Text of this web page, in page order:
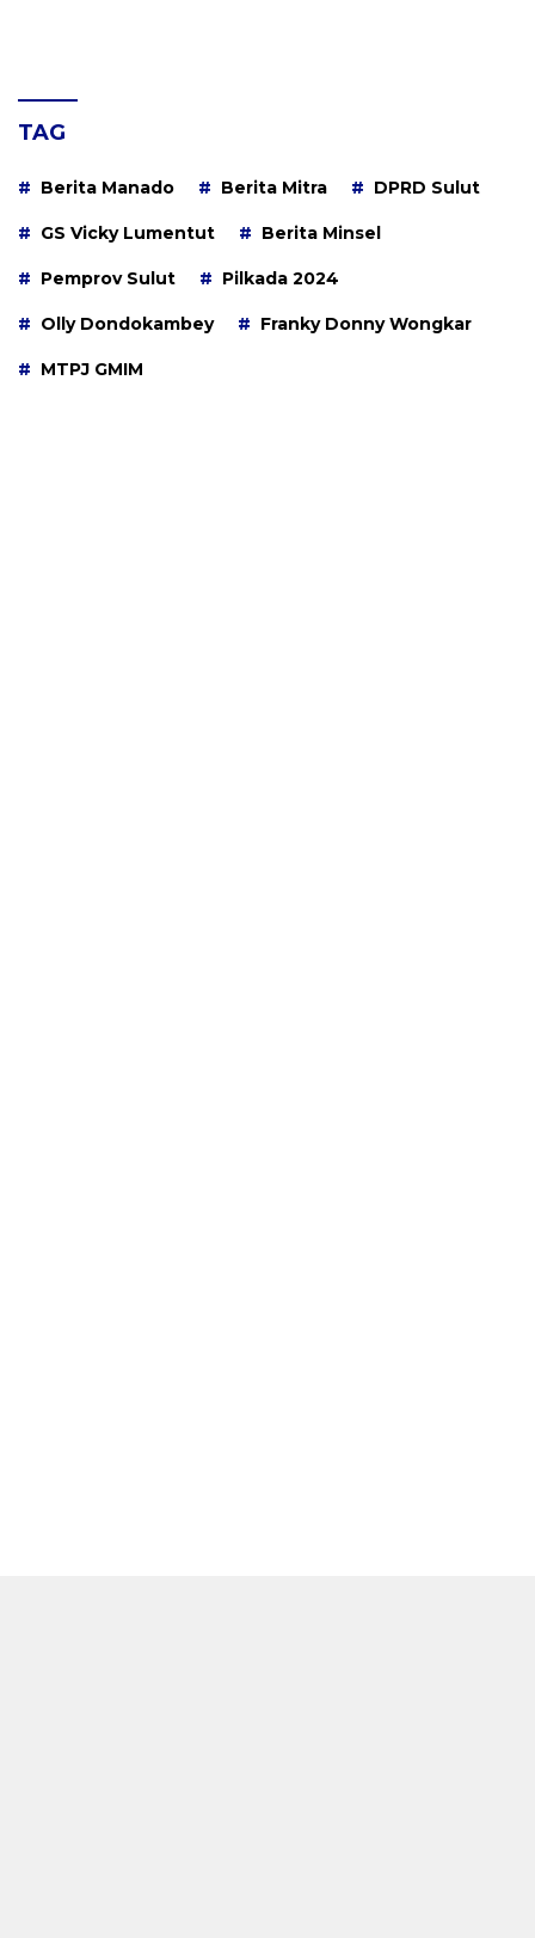
TAG
Berita Manado Berita Mitra DPRD Sulut
GS Vicky Lumentut Berita Minsel
Pemprov Sulut Pilkada 2024
Olly Dondokambey Franky Donny Wongkar
MTPJ GMIM